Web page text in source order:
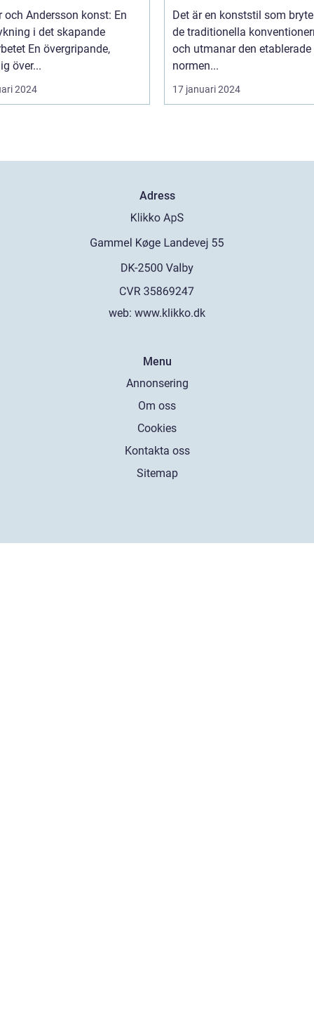
och Andersson konst: En
i det skapande
över...
2024
under 1960-talet och
fortsatte att växa i
popularitet under de
Det är en konststil som
de traditionella
och utmanar den etablerade
normen...
17 januari 2024
Adress
web: www.klikko.dk
Menu
Annonsering
Om oss
Cookies
Kontakta oss
Sitemap